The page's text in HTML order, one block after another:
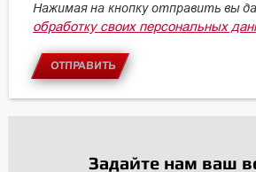
Нажимая на кнопку отправить вы
обработку своих персональных
ОТПРАВИТЬ
Задайте нам ваш